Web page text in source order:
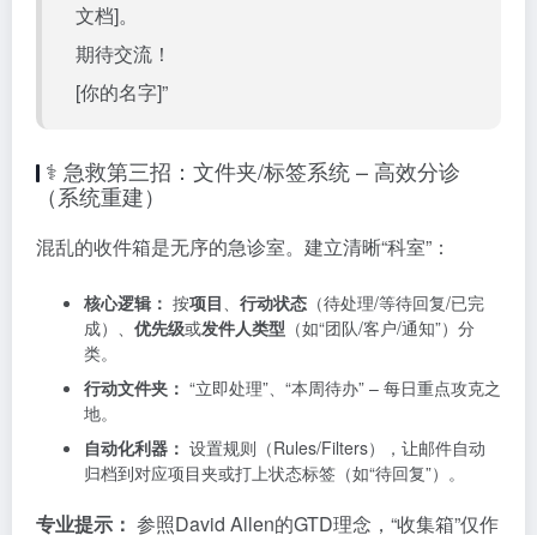
文档]。
期待交流！
[你的名字]”
⚕️ 急救第三招：文件夹/标签系统 – 高效分诊
（系统重建）
混乱的收件箱是无序的急诊室。建立清晰“科室”：
核心逻辑： 按项目、 行动状态 （待处理/等待回复/已完
成）、 优先级或发件人类型 （如“团队/客户/通知”）分
类。
行动文件夹： “立即处理”、“本周待办” – 每日重点攻克之
地。
自动化利器： 设置规则（Rules/Filters），让邮件自动
归档到对应项目夹或打上状态标签（如“待回复”）。
专业提示： 参照David Allen的GTD理念，“收集箱”仅作